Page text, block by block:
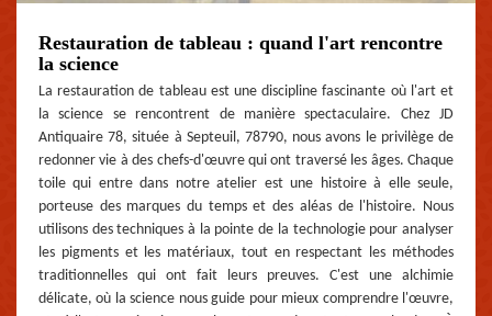
Restauration de tableau : quand l'art rencontre
la science
La restauration de tableau est une discipline fascinante où l'art et
la science se rencontrent de manière spectaculaire. Chez JD
Antiquaire 78, située à Septeuil, 78790, nous avons le privilège de
redonner vie à des chefs-d'œuvre qui ont traversé les âges. Chaque
toile qui entre dans notre atelier est une histoire à elle seule,
porteuse des marques du temps et des aléas de l'histoire. Nous
utilisons des techniques à la pointe de la technologie pour analyser
les pigments et les matériaux, tout en respectant les méthodes
traditionnelles qui ont fait leurs preuves. C'est une alchimie
délicate, où la science nous guide pour mieux comprendre l'œuvre,